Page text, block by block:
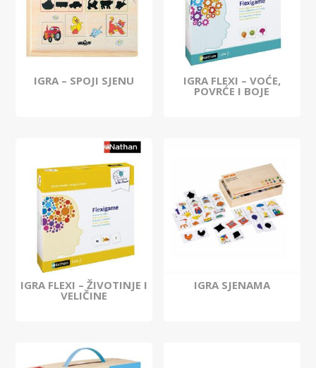
IGRA – SPOJI SJENU IGRA FLEXI – VOĆE,
POVRĆE I BOJE
IGRA FLEXI – ŽIVOTINJE I
VELIČINE
IGRA SJENAMA